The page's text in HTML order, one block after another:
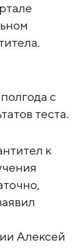
с
теста.
к
Алексей